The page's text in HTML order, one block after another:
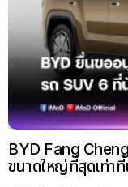
BYD Fang
ขนาดใหญ่ที่สุดเท่า